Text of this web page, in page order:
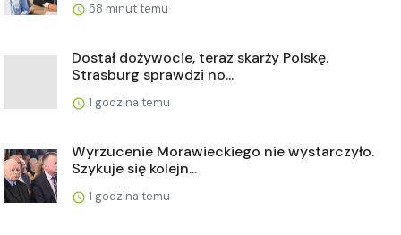
58 minut temu
Dostał dożywocie, teraz skarży Polskę.
Strasburg sprawdzi no...
1 godzina temu
Wyrzucenie Morawieckiego nie wystarczyło.
Szykuje się kolejn...
1 godzina temu